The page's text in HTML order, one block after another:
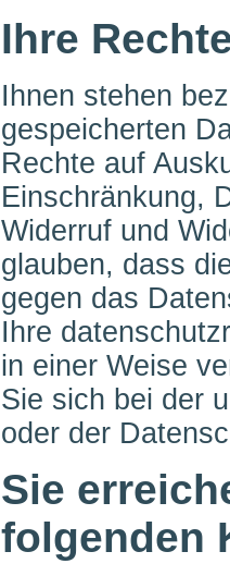
Ihre
Ihnen stehen
gespeicherten
Rechte auf
Einschränkung,
Widerruf und
glauben, dass
gegen das
Ihre
in einer Weise
Sie sich bei der
oder der
Sie
folgenden